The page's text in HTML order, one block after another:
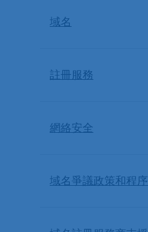
域名
註冊服務
網絡安全
域名爭議政策和程序